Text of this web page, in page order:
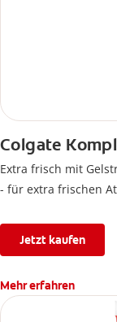
Colgate
Extra frisch mit
- für extra frischen
Jetzt kaufen
Mehr erfahren